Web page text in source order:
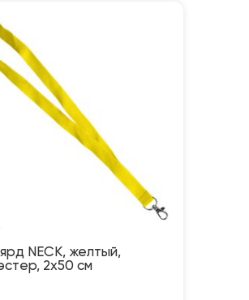
NECK, желтый,
2х50 см